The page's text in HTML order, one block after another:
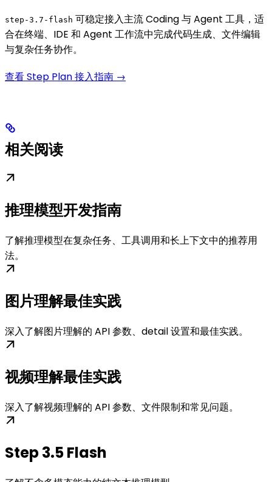
step-3.7-flash 可稳定接入主流 Coding 与 Agent 工具，适
合在终端、IDE 和 Agent 工作流中完成代码生成、文件编辑
与复杂任务协作。
查看 Step Plan 接入指南 →
相关阅读
推理模型开发指南
了解推理模型在复杂任务、工具调用和长上下文中的推荐用
法。
图片理解最佳实践
深入了解图片理解的 API 参数、detail 设置和最佳实践。
视频理解最佳实践
深入了解视频理解的 API 参数、文件限制和常见问题。
Step 3.5 Flash